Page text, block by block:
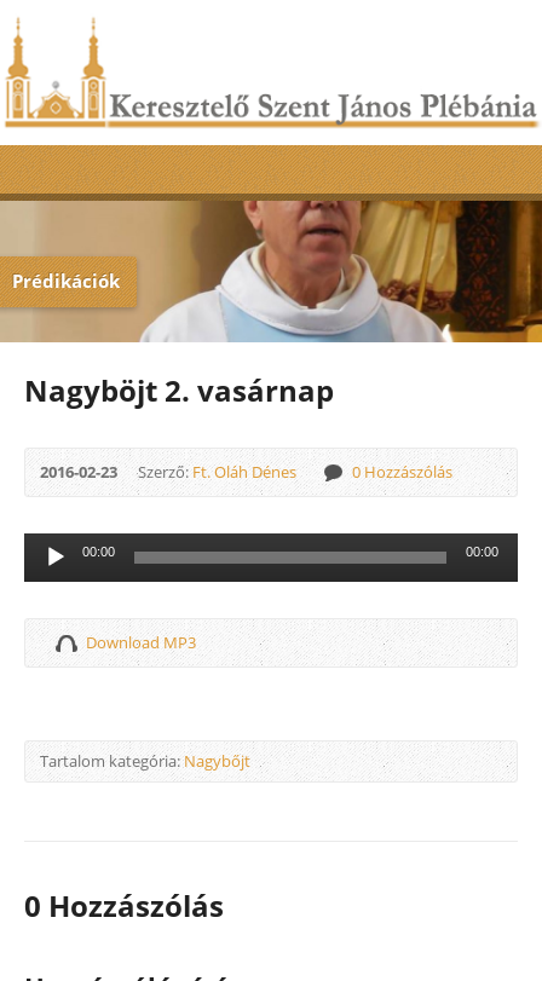
Prédikációk
Nagyböjt 2. vasárnap
2016-02-23 Szerző:Ft. Oláh Dénes 0 Hozzászólás
Audió
lejátszó
00:00 00:00
Download MP3
Tartalom kategória:Nagybőjt
0 Hozzászólás